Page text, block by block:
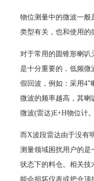
物位测量中的微波一般
类型有关，也和使用的
对于常用的圆锥形喇叭
是十分重要的，低频微
假回波，例如：采用4"
微波的频率越高，其
微波(雷达)E+H物位计
而X波段雷达由于没有
测量领域困扰用户的是
状态下的料仓。相关技
能会损坏仪表或把仓顶